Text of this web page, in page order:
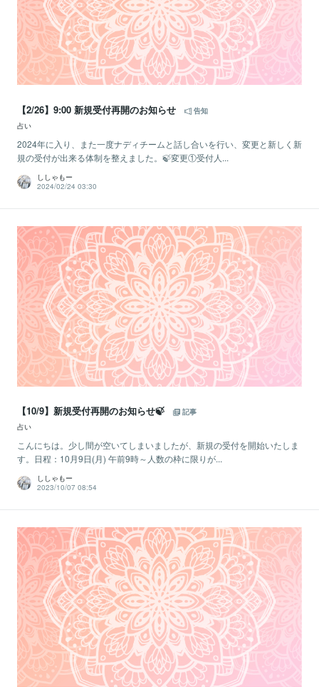
【2/26】9:00 新規受付再開のお知らせ
告知
占い
2024年に入り、また一度ナディチームと話し合いを行い、変更と新しく新
規の受付が出来る体制を整えました。🍃変更①受付人...
ししゃもー
2024/02/24 03:30
【10/9】新規受付再開のお知らせ🍃
記事
占い
こんにちは。少し間が空いてしまいましたが、新規の受付を開始いたしま
す。日程：10月9日(月) 午前9時～人数の枠に限りが...
ししゃもー
2023/10/07 08:54